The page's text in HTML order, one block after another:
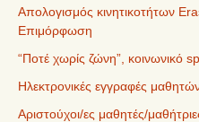
Απολογισμός κινητικοτήτων
Επιμόρφωση
“Ποτέ χωρίς ζώνη”, κοινωνικό
Ηλεκτρονικές εγγραφές
Αριστούχοι/ες μαθητές/